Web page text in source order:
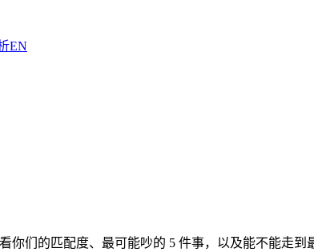
EN
你们的匹配度、最可能吵的 5 件事，以及能不能走到